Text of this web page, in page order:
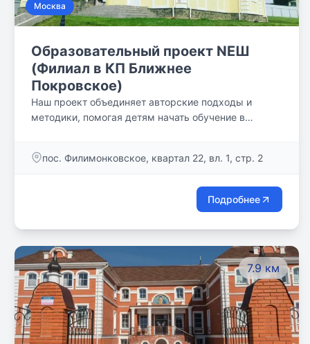
Москва
Образовательный проект NEШ
(Филиал в КП Ближнее
Покровское)
Наш проект объединяет авторские подходы и
методики, помогая детям начать обучение в
пос. Филимонковское, квартал 22, вл. 1, стр. 2
Подробнее
7.9 км